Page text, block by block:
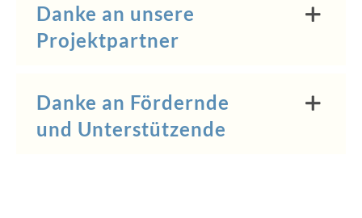
Danke an unsere
Projektpartner
Danke an Fördernde
und Unterstützende